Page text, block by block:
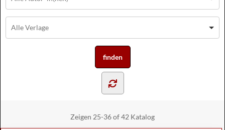
Zeigen 25-36 of 42 Katalog